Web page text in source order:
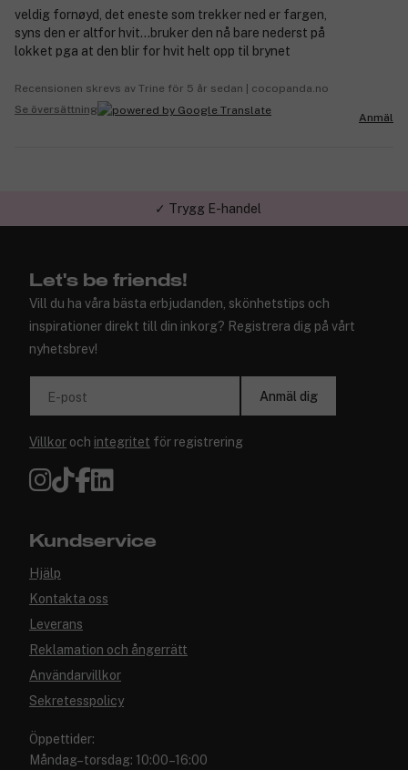
veldig fornøyd, det eneste som trekker ned er fargen,
syns den er altfor hvit...bruker den nå bare nederst på
lokket pga at den blir for hvit helt opp til brynet
Recensionen skrevs av Trine för 5 år sedan | cocopanda.no
Se översättning
Anmäl
✓ Trygg E-handel
Let's be friends!
Vill du ha våra bästa erbjudanden, skönhetstips och
inspirationer direkt till din inkorg? Registrera dig på vårt
nyhetsbrev!
E-post Anmäl dig
Villkor och integritet för registrering
Kundservice
Hjälp
Kontakta oss
Leverans
Reklamation och ångerrätt
Användarvillkor
Sekretesspolicy
Öppettider:
Måndag–torsdag: 10:00–16:00